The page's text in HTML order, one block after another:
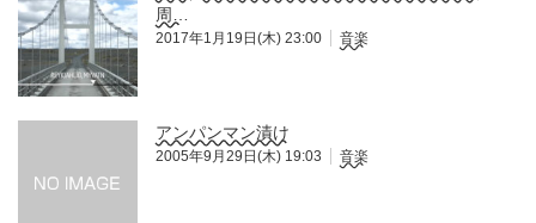
周…
2017年1月19日(木) 23:00 音楽
アンパンマン漬け
2005年9月29日(木) 19:03 音楽